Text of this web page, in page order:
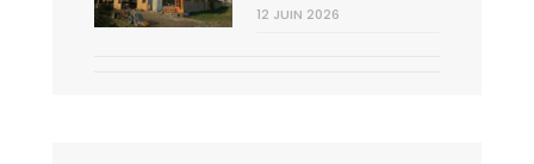
12 JUIN 2026